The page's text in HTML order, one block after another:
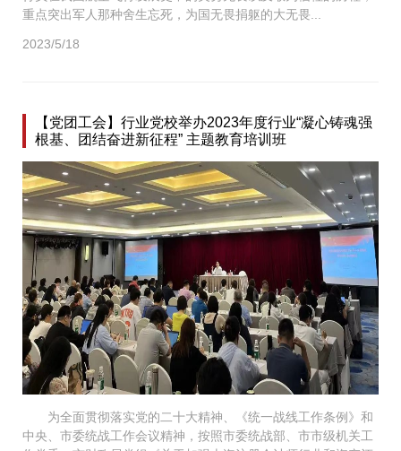
重点突出军人那种舍生忘死，为国无畏捐躯的大无畏...
2023/5/18
【党团工会】行业党校举办2023年度行业“凝心铸魂强
根基、团结奋进新征程” 主题教育培训班
为全面贯彻落实党的二十大精神、《统一战线工作条例》和
中央、市委统战工作会议精神，按照市委统战部、市市级机关工